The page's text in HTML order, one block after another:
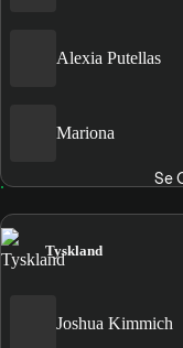
Alexia Putellas
Mariona
Se
Tyskland
Joshua Kimmich